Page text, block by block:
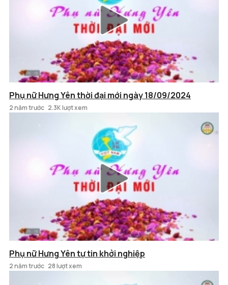
Phụ nữ Hưng Yên thời đại mới ngày 18/09/2024
2 năm trước 2.3K lượt xem
Phụ nữ Hưng Yên tự tin khởi nghiệp
2 năm trước 28 lượt xem